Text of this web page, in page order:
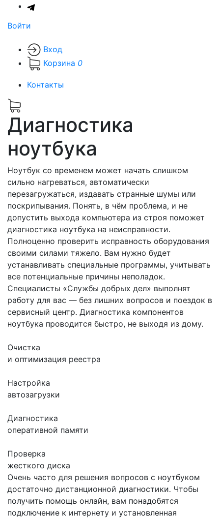
Войти
Вход
Корзина 0
Контакты
Диагностика
ноутбука
Ноутбук со временем может начать слишком
сильно нагреваться, автоматически
перезагружаться, издавать странные шумы или
поскрипывания. Понять, в чём проблема, и не
допустить выхода компьютера из строя поможет
диагностика ноутбука на неисправности.
Полноценно проверить исправность оборудования
своими силами тяжело. Вам нужно будет
устанавливать специальные программы, учитывать
все потенциальные причины неполадок.
Специалисты «Службы добрых дел» выполнят
работу для вас — без лишних вопросов и поездок в
сервисный центр. Диагностика компонентов
ноутбука проводится быстро, не выходя из дому.
Очистка
и оптимизация реестра
Настройка
автозагрузки
Диагностика
оперативной памяти
Проверка
жесткого диска
Очень часто для решения вопросов с ноутбуком
достаточно дистанционной диагностики. Чтобы
получить помощь онлайн, вам понадобятся
подключение к интернету и установленная